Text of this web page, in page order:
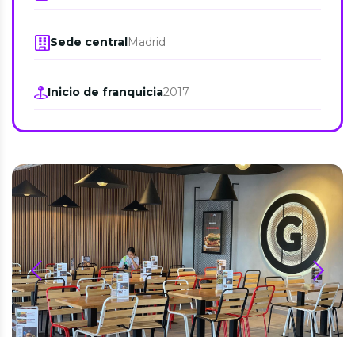
Sede centralMadrid
Inicio de franquicia2017
prev next